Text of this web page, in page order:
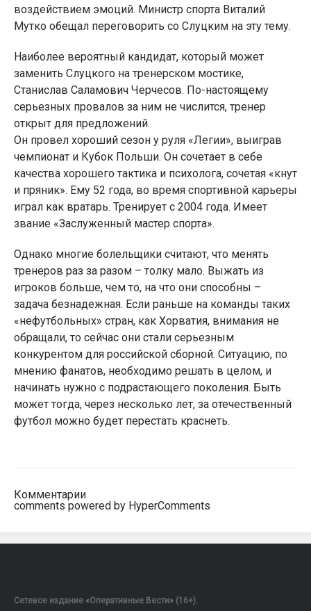
воздействием эмоций. Министр спорта Виталий
Мутко обещал переговорить со Слуцким на эту тему.
Наиболее вероятный кандидат, который может
заменить Слуцкого на тренерском мостике,
Станислав Саламович Черчесов. По-настоящему
серьезных провалов за ним не числится, тренер
открыт для предложений.
Он провел хороший сезон у руля «Легии», выиграв
чемпионат и Кубок Польши. Он сочетает в себе
качества хорошего тактика и психолога, сочетая «кнут
и пряник». Ему 52 года, во время спортивной карьеры
играл как вратарь. Тренирует с 2004 года. Имеет
звание «Заслуженный мастер спорта».
Однако многие болельщики считают, что менять
тренеров раз за разом – толку мало. Выжать из
игроков больше, чем то, на что они способны –
задача безнадежная. Если раньше на команды таких
«нефутбольных» стран, как Хорватия, внимания не
обращали, то сейчас они стали серьезным
конкурентом для российской сборной. Ситуацию, по
мнению фанатов, необходимо решать в целом, и
начинать нужно с подрастающего поколения. Быть
может тогда, через несколько лет, за отечественный
футбол можно будет перестать краснеть.
Комментарии
comments powered by HyperComments
Сетевое издание «Оперативные Вести» (16+).